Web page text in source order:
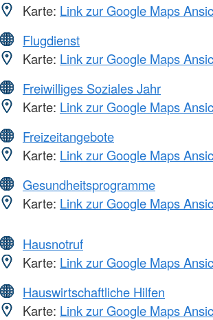
Karte: Link zur Google Maps
Flugdienst
Karte: Link zur Google Maps
Freiwilliges Soziales Jahr
Karte: Link zur Google Maps
Freizeitangebote
Karte: Link zur Google Maps
Gesundheitsprogramme
Karte: Link zur Google Maps
Hausnotruf
Karte: Link zur Google Maps
Hauswirtschaftliche Hilfen
Karte: Link zur Google Maps